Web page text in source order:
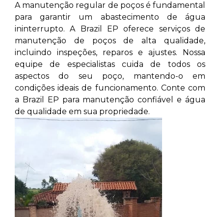
A manutenção regular de poços é fundamental
para garantir um abastecimento de água
ininterrupto. A Brazil EP oferece serviços de
manutenção de poços de alta qualidade,
incluindo inspeções, reparos e ajustes. Nossa
equipe de especialistas cuida de todos os
aspectos do seu poço, mantendo-o em
condições ideais de funcionamento. Conte com
a Brazil EP para manutenção confiável e água
de qualidade em sua propriedade.